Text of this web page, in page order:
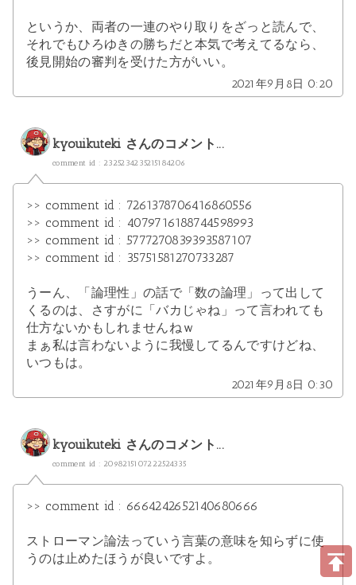
というか、両者の一連のやり取りをざっと読んで、
それでもひろゆきの勝ちだと本気で考えてるなら、
後見開始の審判を受けた方がいい。
2021年9月8日 0:20
kyouikuteki さんのコメント...
comment id : 2325234235215184206
>> comment id : 7261378706416860556
>> comment id : 4079716188744598993
>> comment id : 5777270839393587107
>> comment id : 35751581270733287
うーん、「論理性」の話で「数の論理」って出して
くるのは、さすがに「バカじゃね」って言われても
仕方ないかもしれませんねｗ
まぁ私は言わないように我慢してるんですけどね、
いつもは。
2021年9月8日 0:30
kyouikuteki さんのコメント...
comment id : 2098215107222524335
>> comment id : 6664242652140680666
ストローマン論法っていう言葉の意味を知らずに使
うのは止めたほうが良いですよ。